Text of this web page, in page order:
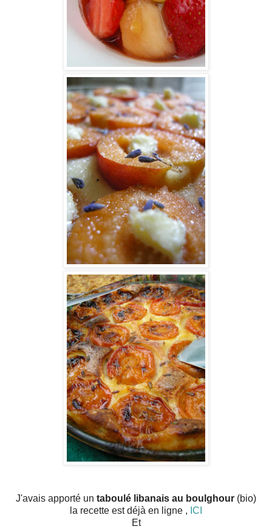
J'avais apporté un taboulé libanais au boulghour (bio)
la recette est déjà en ligne , ICI
Et